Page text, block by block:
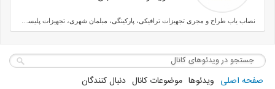
صفحه اصلی ویدئوها موضوعات کانال دنبال کنندگان